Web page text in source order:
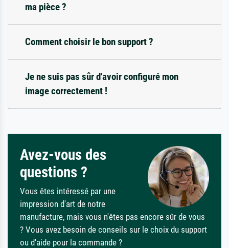
ma pièce ?
Comment choisir le bon support ?
Je ne suis pas sûr d'avoir configuré mon
image correctement !
Avez-vous des
questions ?
Vous êtes intéressé par une
impression d'art de notre
manufacture, mais vous n'êtes pas encore sûr de vous
? Vous avez besoin de conseils sur le choix du support
ou d'aide pour la commande ?